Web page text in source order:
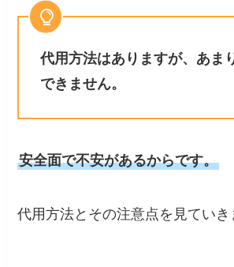
代用方法はありますが、あま
できません。
安全面で不安があるからです。
代用方法とその注意点を見ていき